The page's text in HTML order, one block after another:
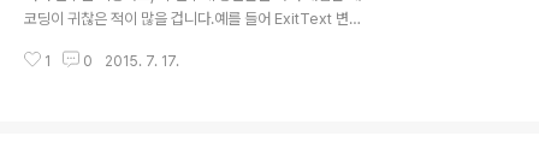
코딩이 귀찮은 적이 많을 겁니다.예를 들어 ExitText 변수
겠죠.이러한 경우 Ctrl + Shift + Space를 활용하면 됩니
1 0 2015. 7. 17.